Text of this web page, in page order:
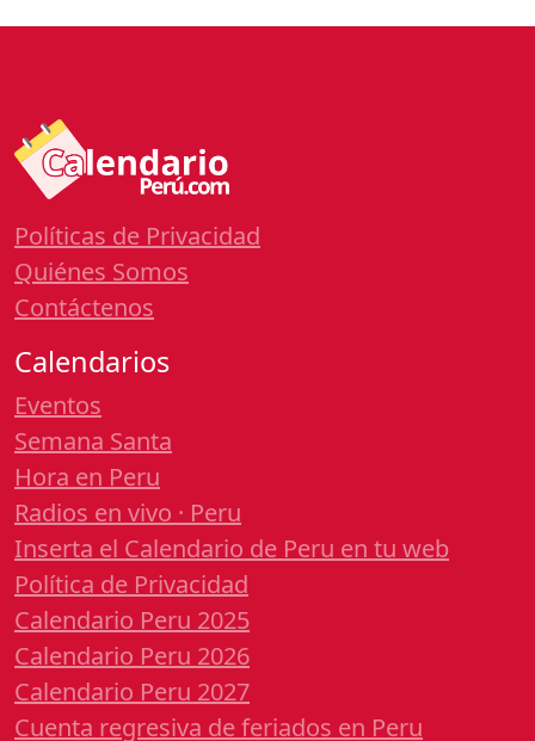
Políticas de Privacidad
Quiénes Somos
Contáctenos
Calendarios
Eventos
Semana Santa
Hora en Peru
Radios en vivo · Peru
Inserta el Calendario de Peru en tu web
Política de Privacidad
Calendario Peru 2025
Calendario Peru 2026
Calendario Peru 2027
Cuenta regresiva de feriados en Peru